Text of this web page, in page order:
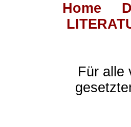
Home
Für alle